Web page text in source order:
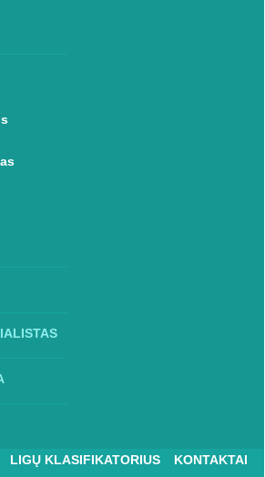
LIGŲ KLASIFIKATORIUS
KONTAKTAI